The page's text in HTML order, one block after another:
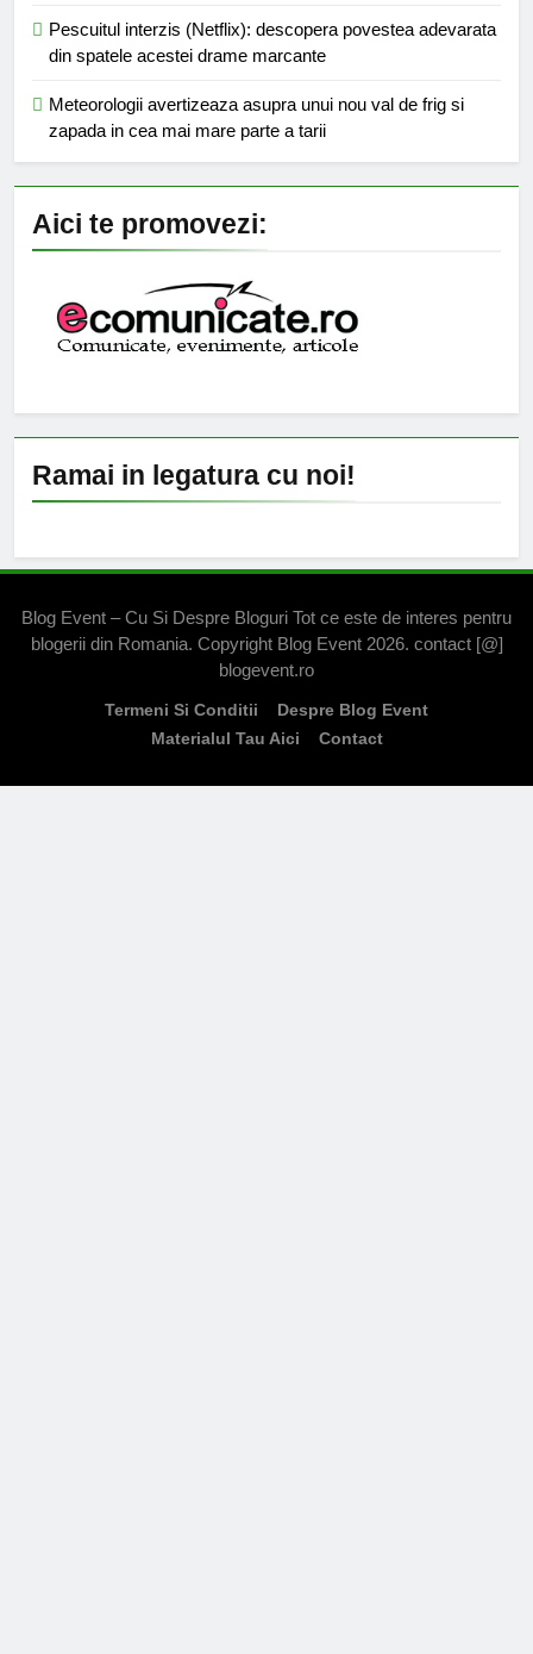
Pescuitul interzis (Netflix): descopera povestea adevarata
din spatele acestei drame marcante
Meteorologii avertizeaza asupra unui nou val de frig si
zapada in cea mai mare parte a tarii
Aici te promovezi:
Ramai in legatura cu noi!
Blog Event – Cu Si Despre Bloguri Tot ce este de interes pentru
blogerii din Romania. Copyright Blog Event 2026. contact [@]
blogevent.ro
Termeni Si Conditii
Despre Blog Event
Materialul Tau Aici
Contact